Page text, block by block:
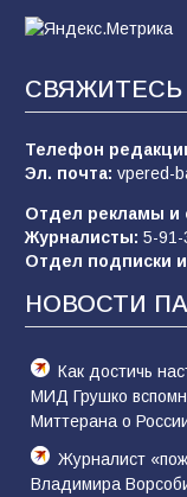
«Слухами
заявления
отчаяние, а не
81
Телефон
Эл. почта: vpered-
Отдел рекламы и
Журналисты: 5-91-
Отдел подписки и
НОВОСТИ
Как достичь
МИД Грушко
Миттерана о
Журналист
Владимира